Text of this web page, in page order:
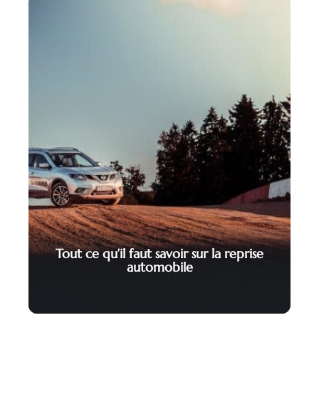
Tout ce qu’il faut savoir sur la reprise
automobile